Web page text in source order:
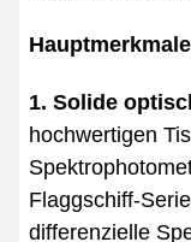
1. Solide
hochwertigen
Flaggschiff-
differenzielle